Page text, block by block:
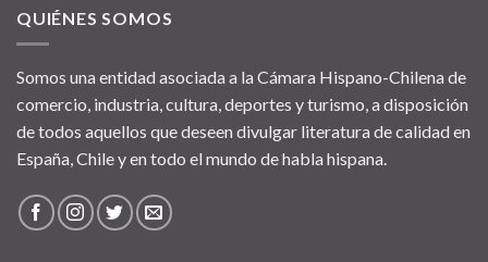
QUIÉNES SOMOS
Somos una entidad asociada a la Cámara Hispano-Chilena de
comercio, industria, cultura, deportes y turismo, a disposición
de todos aquellos que deseen divulgar literatura de calidad en
España, Chile y en todo el mundo de habla hispana.